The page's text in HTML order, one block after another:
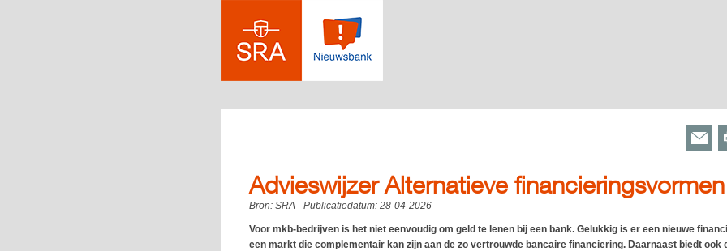
Advieswijzer Alternatieve financieringsvormen
Bron:SRA - Publicatiedatum:28-04-2026
Voor mkb-bedrijven is het niet eenvoudig om geld te lenen bij een bank. Gelukkig is er een nieuwe
een markt die complementair kan zijn aan de zo vertrouwde bancaire financiering. Daarnaast biedt ook